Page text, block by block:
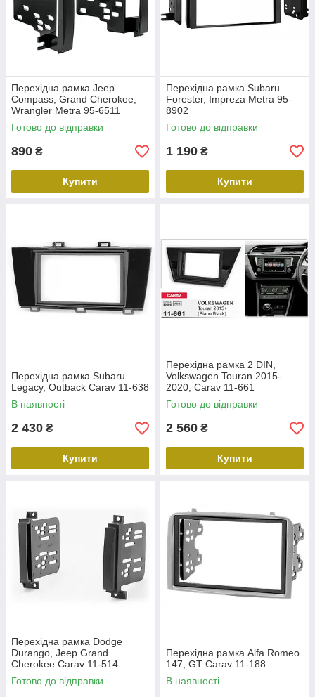
Перехідна рамка Jeep
Compass, Grand Cherokee,
Wrangler Metra 95-6511
Готово до відправки
890 ₴
Купити
Перехідна рамка Subaru
Forester, Impreza Metra 95-
8902
Готово до відправки
1 190 ₴
Купити
Перехідна рамка Subaru
Legacy, Outback Carav 11-638
В наявності
2 430 ₴
Купити
Перехідна рамка 2 DIN,
Volkswagen Touran 2015-
2020, Carav 11-661
Готово до відправки
2 560 ₴
Купити
Перехідна рамка Dodge
Durango, Jeep Grand
Cherokee Carav 11-514
Готово до відправки
Перехідна рамка Alfa Romeo
147, GT Carav 11-188
В наявності